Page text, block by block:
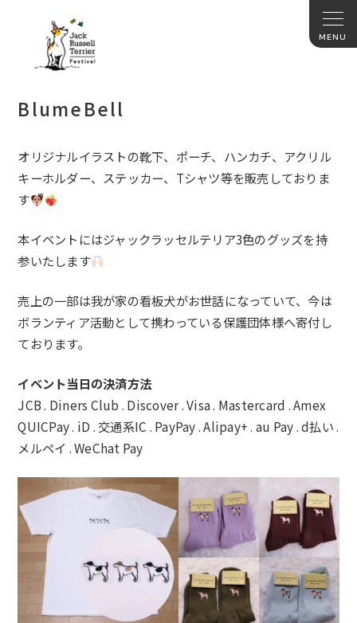
BlumeBell
オリジナルイラストの靴下、ポーチ、ハンカチ、アクリル
キーホルダー、ステッカー、Tシャツ等を販売しておりま
す
本イベントにはジャックラッセルテリア3色のグッズを持
参いたします
売上の一部は我が家の看板犬がお世話になっていて、今は
ボランティア活動として携わっている保護団体様へ寄付し
ております。
イベント当日の決済方法
JCB . Diners Club . Discover . Visa . Mastercard . Amex
QUICPay . iD . 交通系IC . PayPay . Alipay+ . au Pay . d払い .
メルペイ . WeChat Pay